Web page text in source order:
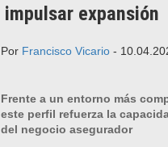
impulsar expansión
Por Francisco Vicario -
Frente a un entorno más
este perfil refuerza la
del negocio asegurador